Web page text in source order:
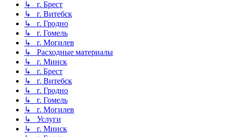
↳ г. Брест
↳ г. Витебск
↳ г. Гродно
↳ г. Гомель
↳ г. Могилев
↳ Расходные материалы
↳ г. Минск
↳ г. Брест
↳ г. Витебск
↳ г. Гродно
↳ г. Гомель
↳ г. Могилев
↳ Услуги
↳ г. Минск